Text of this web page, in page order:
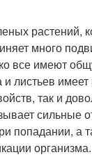
растений,
много
все имеют
и листьев
так и
сильные
попадании, а
организма.